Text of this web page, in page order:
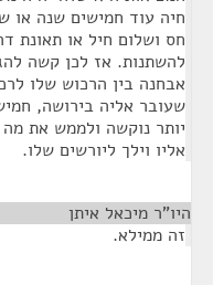
חיה עוד חמישים שנה או
חס ושלום חיל או תאונת
להשתנות. אז לכן קשה
אבחנה בין הרכוש שלו
שעובר אליה בירושה,
יותר נוקשה ולממש את
אליו וילך ליורשים שלו.
היו"ר מיכאל איתן
זה ממילא.